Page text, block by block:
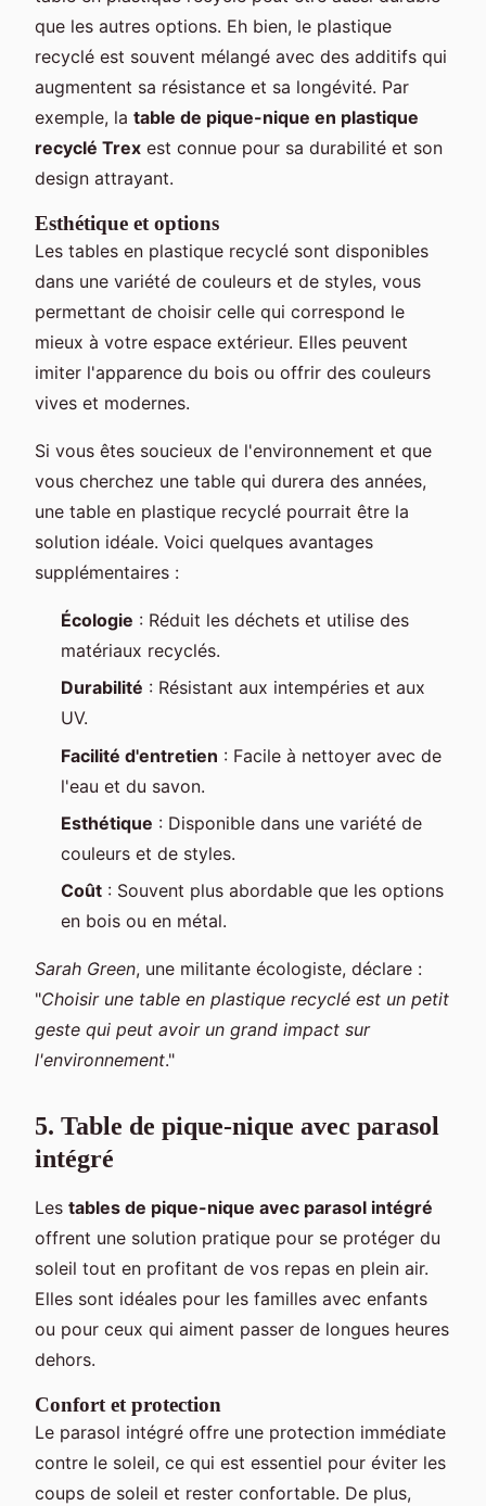
que les autres options. Eh bien, le plastique
recyclé est souvent mélangé avec des additifs qui
augmentent sa résistance et sa longévité. Par
exemple, la table de pique-nique en plastique
recyclé Trex est connue pour sa durabilité et son
design attrayant.
Esthétique et options
Les tables en plastique recyclé sont disponibles
dans une variété de couleurs et de styles, vous
permettant de choisir celle qui correspond le
mieux à votre espace extérieur. Elles peuvent
imiter l'apparence du bois ou offrir des couleurs
vives et modernes.
Si vous êtes soucieux de l'environnement et que
vous cherchez une table qui durera des années,
une table en plastique recyclé pourrait être la
solution idéale. Voici quelques avantages
supplémentaires :
Écologie : Réduit les déchets et utilise des
matériaux recyclés.
Durabilité : Résistant aux intempéries et aux
UV.
Facilité d'entretien : Facile à nettoyer avec de
l'eau et du savon.
Esthétique : Disponible dans une variété de
couleurs et de styles.
Coût : Souvent plus abordable que les options
en bois ou en métal.
Sarah Green, une militante écologiste, déclare :
"Choisir une table en plastique recyclé est un petit
geste qui peut avoir un grand impact sur
l'environnement."
5. Table de pique-nique avec parasol
intégré
Les tables de pique-nique avec parasol intégré
offrent une solution pratique pour se protéger du
soleil tout en profitant de vos repas en plein air.
Elles sont idéales pour les familles avec enfants
ou pour ceux qui aiment passer de longues heures
dehors.
Confort et protection
Le parasol intégré offre une protection immédiate
contre le soleil, ce qui est essentiel pour éviter les
coups de soleil et rester confortable. De plus,